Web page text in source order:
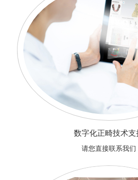
数字化正畸技术支
请您直接联系我们